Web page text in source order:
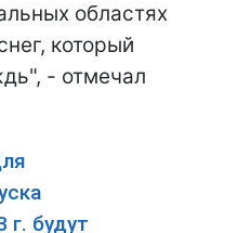
областях
который
- отмечал
г. будут